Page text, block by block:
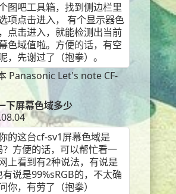
图吧工具箱，找到侧边栏里
项点击进入， 有个显示器色
点击进入，就能检测出当前
色域值啦。方便的话，有空
，先谢过了（抱拳）。
Panasonic Let's note CF-
下屏幕色域多少
的这台cf-sv1屏幕色域是
？方便的话，可以帮忙看一
上看到有2种说法，有说是
有说是99%sRGB的，不太确
你，有劳了（抱拳）